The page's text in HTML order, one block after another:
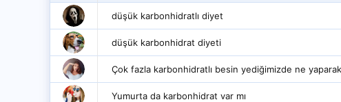
düşük karbonhidratlı diyet
düşük karbonhidrat diyeti
Çok fazla karbonhidratlı besin yediğimizde ne yaparak
Yumurta da karbonhidrat var mı